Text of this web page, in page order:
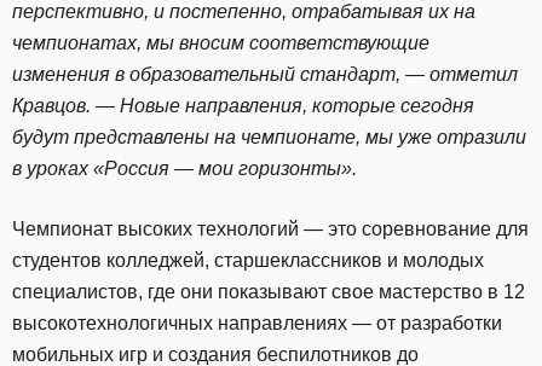
перспективно, и постепенно, отрабатывая их на
чемпионатах, мы вносим соответствующие
изменения в образовательный стандарт, — отметил
Кравцов. — Новые направления, которые сегодня
будут представлены на чемпионате, мы уже отразили
в уроках «Россия — мои горизонты».
Чемпионат высоких технологий — это соревнование для
студентов колледжей, старшеклассников и молодых
специалистов, где они показывают свое мастерство в 12
высокотехнологичных направлениях — от разработки
мобильных игр и создания беспилотников до